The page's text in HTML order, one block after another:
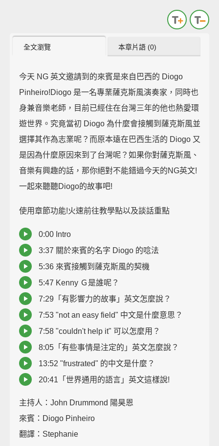
全文瀏覽 本章片語 (0)
今天 NG 英文邀請到的來賓是來自巴西的 Diogo
Pinheiro!Diogo 是一名專業薩克斯風演奏家，同時也
身兼音樂老師，目前已經住在台灣三年的他也熱愛環
遊世界。究竟當初 Diogo 為什麼會接觸到薩克斯風並
選擇其作為志業呢？而原本遠在巴西生活的 Diogo 又
是因為什麼原因來到了台灣呢？如果你對薩克斯風、
音樂有興趣的話，那你絕對不能錯過今天的NG英文!
一起來聽聽Diogo的故事吧!
使用章節功能!火速前往教學點以及談話重點
0:00 Intro
3:37 關於來賓的名字 Diogo 的唸法
5:36 來賓接觸到薩克斯風的契機
5:47 Kenny Ｇ是誰呢？
7:29「有影響力的故事」英文怎麼說？
7:53 "not an easy field" 中文是什麼意思？
7:58 "couldn't help it" 可以怎麼用？
8:05「有些事情是注定的」英文怎麼說？
13:52 "frustrated" 的中文是什麼？
20:41「世界通用的語言」英文這樣說!
主持人：John Drummond 陽昊恩
來賓：Diogo Pinheiro
翻譯：Stephanie